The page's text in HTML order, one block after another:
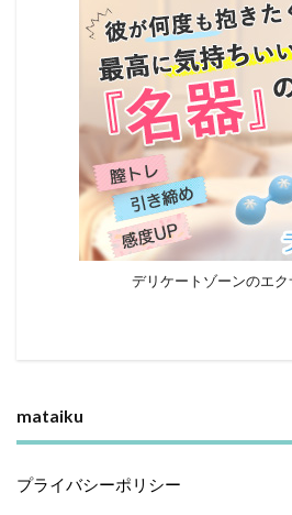
デリケートゾーンのエク
mataiku
プライバシーポリシー